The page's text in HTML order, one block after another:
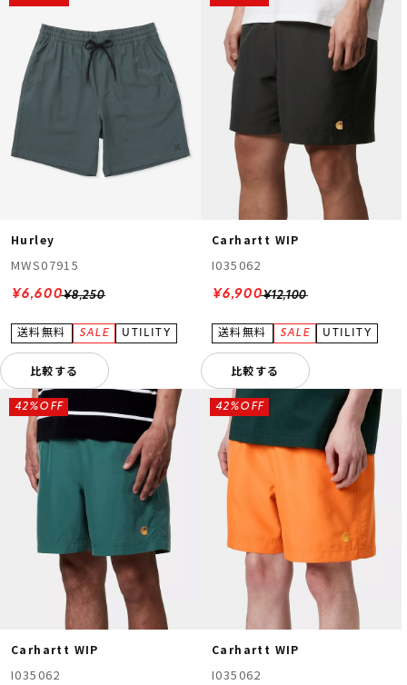
Hurley
MWS07915
¥8,250
¥6,600
比較する
Carhartt WIP
I035062
¥12,100
¥6,900
比較する
Carhartt WIP
I035062
42%OFF
Carhartt WIP
I035062
42%OFF